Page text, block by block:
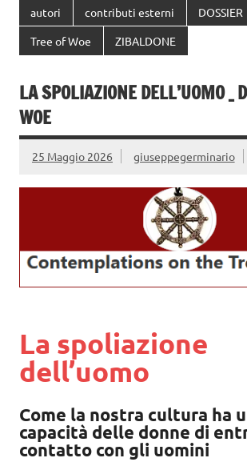
autori contributi esterni DOSSIER
Tree of Woe ZIBALDONE
LA SPOLIAZIONE DELL’UOMO _
WOE
25 Maggio 2026 giuseppegerminario
La spoliazione
dell’uomo
Come la nostra cultura ha
capacità delle donne di
contatto con gli uomini